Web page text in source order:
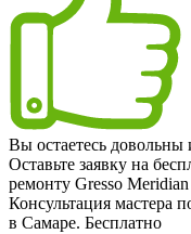
Вы остаетесь довольны
Оставьте заявку на
ремонту Gresso
Консультация мастера
в Самаре. Бесплатно